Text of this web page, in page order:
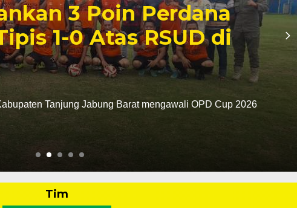
042/Gapu Hadiri HUT ke-
Jambi, Perkuat
Program Pemerintah
WIB
Gapu Kolonel Inf Devy Darma Putra mewakili Danrem 042/
Tim